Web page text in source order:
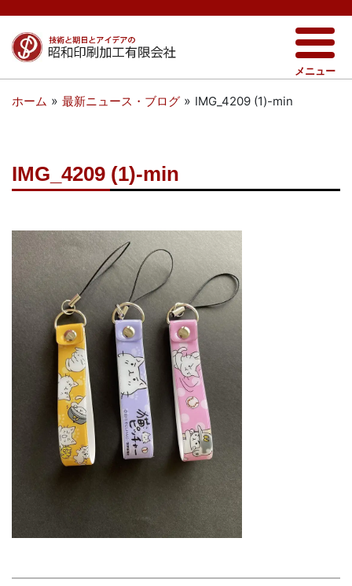
メニュー
ホーム » 最新ニュース・ブログ » IMG_4209 (1)-min
IMG_4209 (1)-min